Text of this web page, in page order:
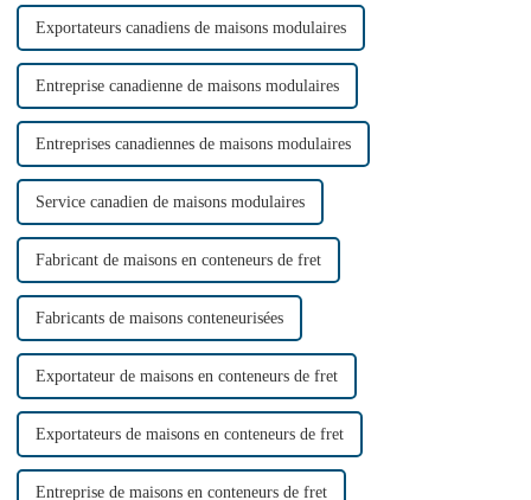
Exportateurs canadiens de maisons modulaires
Entreprise canadienne de maisons modulaires
Entreprises canadiennes de maisons modulaires
Service canadien de maisons modulaires
Fabricant de maisons en conteneurs de fret
Fabricants de maisons conteneurisées
Exportateur de maisons en conteneurs de fret
Exportateurs de maisons en conteneurs de fret
Entreprise de maisons en conteneurs de fret